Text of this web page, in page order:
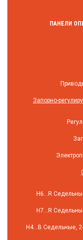
ПАНЕЛИ
Запорно-
H6…R
H7…R
H4…B Седельные,